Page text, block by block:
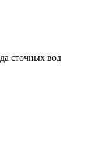
сточных вод